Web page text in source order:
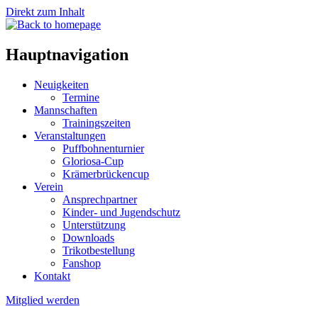
Direkt zum Inhalt
Hauptnavigation
Neuigkeiten
Termine
Mannschaften
Trainingszeiten
Veranstaltungen
Puffbohnenturnier
Gloriosa-Cup
Krämerbrückencup
Verein
Ansprechpartner
Kinder- und Jugendschutz
Unterstützung
Downloads
Trikotbestellung
Fanshop
Kontakt
Mitglied werden